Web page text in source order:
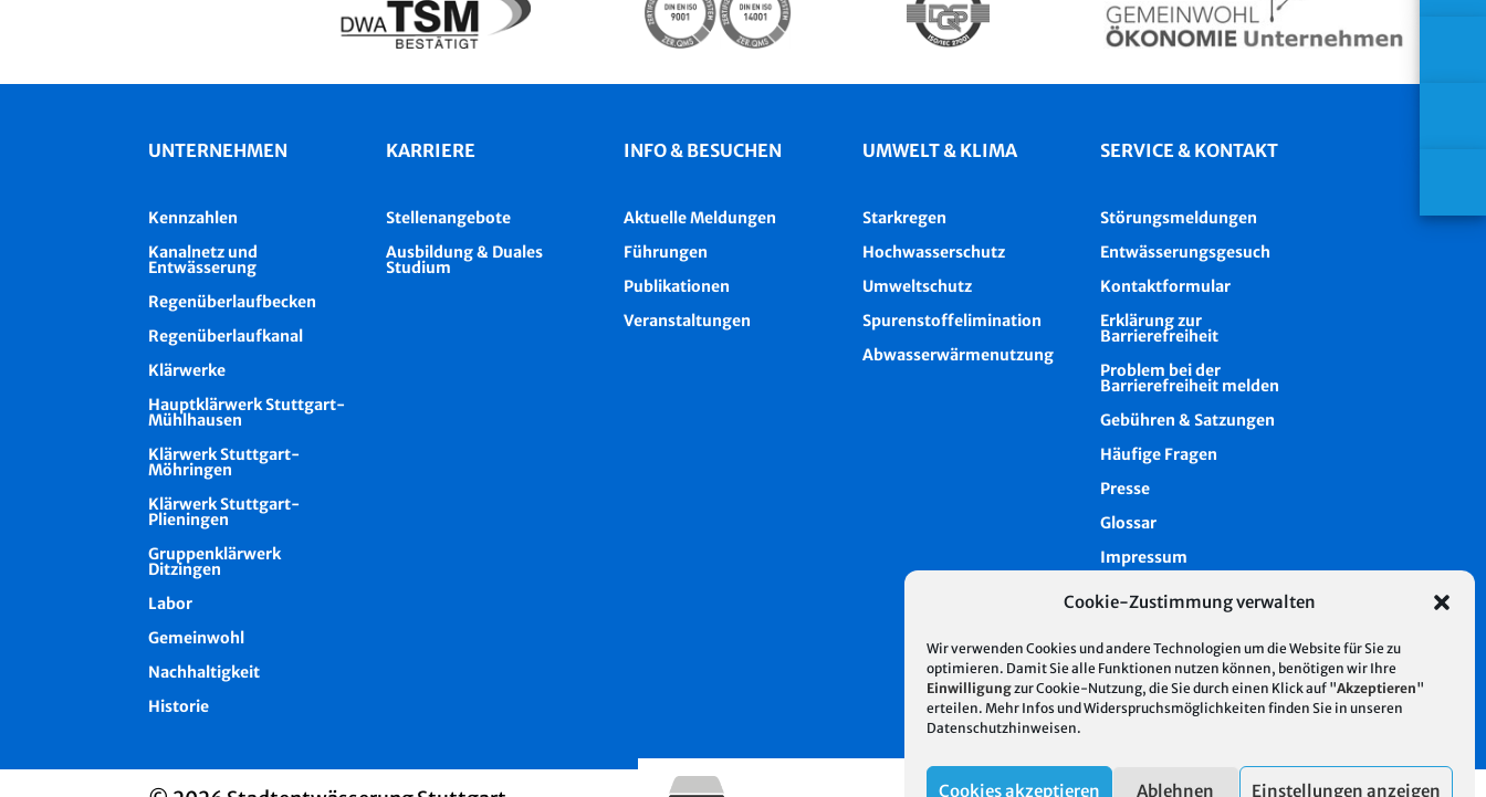
Cookie-Zustimmung verwalten
Wir verwenden Cookies und andere Technologien um die Website für Sie zu
optimieren. Damit Sie alle Funktionen nutzen können, benötigen wir Ihre
Einwilligungzur Cookie-Nutzung, die Sie durch einen Klick auf "Akzeptieren"
erteilen. Mehr Infos und Widerspruchsmöglichkeiten finden Sie in unseren
Datenschutzhinweisen.
Cookies akzeptieren Ablehnen Einstellungen anzeigen
UNTERNEHMEN
Kennzahlen
Kanalnetz und
Entwässerung
Regenüberlaufbecken
Regenüberlaufkanal
Klärwerke
Hauptklärwerk Stuttgart-
Mühlhausen
Klärwerk Stuttgart-
Möhringen
Klärwerk Stuttgart-
Plieningen
Gruppenklärwerk
Ditzingen
Labor
Gemeinwohl
Nachhaltigkeit
Historie
KARRIERE
Stellenangebote
Ausbildung & Duales
Studium
INFO & BESUCHEN
Aktuelle Meldungen
Führungen
Publikationen
Veranstaltungen
UMWELT & KLIMA
Starkregen
Hochwasserschutz
Umweltschutz
Spurenstoffelimination
Abwasserwärmenutzung
SERVICE & KONTAKT
Störungsmeldungen
Entwässerungsgesuch
Kontaktformular
Erklärung zur
Barrierefreiheit
Problem bei der
Barrierefreiheit melden
Gebühren & Satzungen
Häufige Fragen
Presse
Glossar
Impressum
Datenschutz
Intern